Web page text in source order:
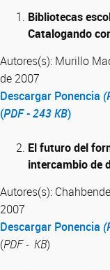
Bibliotecas
Catalogando
Autores(s): Murillo
de 2007
Descargar Ponencia
(PDF - 243 KB)
El futuro del
intercambio de
Autores(s):
2007
Descargar Ponencia
(PDF - KB)